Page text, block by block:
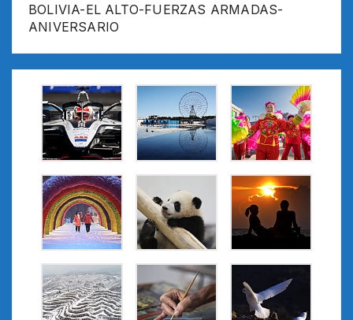
BOLIVIA-EL ALTO-FUERZAS ARMADAS-
ANIVERSARIO